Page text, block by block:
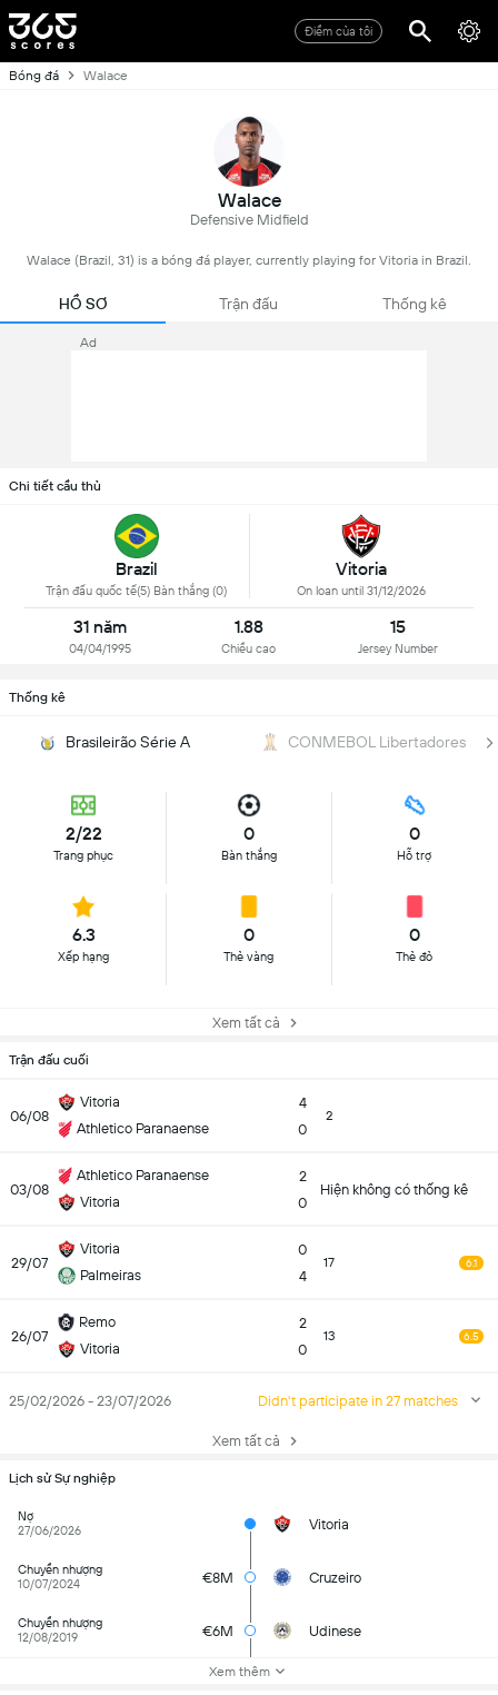
Điểm của tôi
Bóng đá Walace
Walace
Defensive Midfield
Walace (Brazil, 31) is a bóng đá player, currently playing for Vitoria in Brazil.
HỒ SƠ Trận đấu Thống kê
Ad
Chi tiết cầu thủ
Brazil
Trận đấu quốc tế(5) Bàn thắng (0)
Vitoria
On loan until 31/12/2026
31 năm
04/04/1995
1.88
Chiều cao
15
Jersey Number
Thống kê
Brasileirão Série A CONMEBOL Libertadores
2/22
Trang phục
0
Bàn thắng
0
Hỗ trợ
6.3
Xếp hạng
0
Thẻ vàng
0
Thẻ đỏ
Xem tất cả
Trận đấu cuối
06/08
Vitoria
Athletico Paranaense
4
0
2
03/08
Athletico Paranaense
Vitoria
2
0
Hiện không có thống kê
29/07
Vitoria
Palmeiras
0
4
17 6.1
26/07
Remo
Vitoria
2
0
13 6.5
25/02/2026 - 23/07/2026 Didn't participate in 27 matches
Xem tất cả
Lịch sử Sự nghiệp
Nợ
27/06/2026
Vitoria
Chuyển nhượng
10/07/2024
€8M Cruzeiro
Chuyển nhượng
12/08/2019
€6M Udinese
Xem thêm